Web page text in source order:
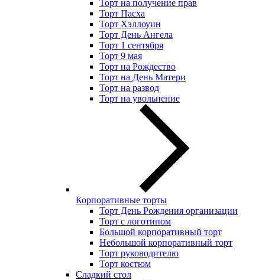
Торт на получение прав
Торт Пасха
Торт Хэллоуин
Торт День Ангела
Торт 1 сентября
Торт 9 мая
Торт на Рождество
Торт на День Матери
Торт на развод
Торт на увольнение
Корпоративные торты
Торт День Рождения организации
Торт с логотипом
Большой корпоративный торт
Небольшой корпоративный торт
Торт руководителю
Торт костюм
Сладкий стол